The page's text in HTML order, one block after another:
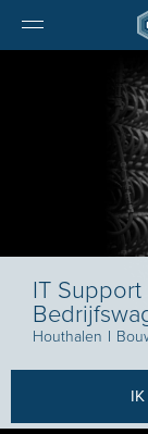
IT Support
Houthalen I